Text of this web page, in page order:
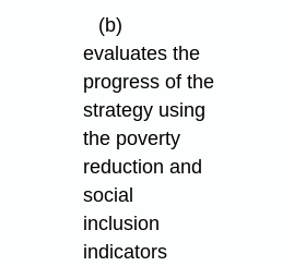
(b)
evaluates the
progress of the
strategy using
the poverty
reduction and
social
inclusion
indicators